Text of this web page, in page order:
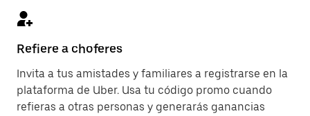
Refiere a choferes
Invita a tus amistades y familiares a registrarse en la
plataforma de Uber. Usa tu código promo cuando
refieras a otras personas y generarás ganancias